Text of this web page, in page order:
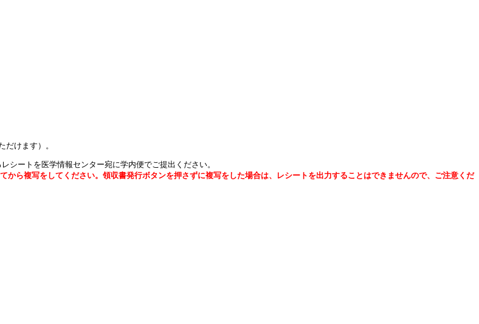
だけます）。
シートを医学情報センター宛に学内便でご提出ください。
ら複写をしてください。領収書発行ボタンを押さずに複写をした場合は、レシートを出力することはできませんので、ご注意くだ